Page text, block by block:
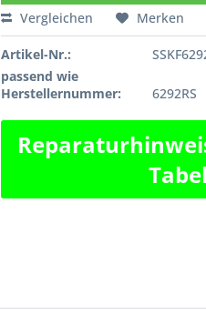
Vergleichen Merken
Artikel-Nr.:
passend wie
Herstellernummer:
6292RS